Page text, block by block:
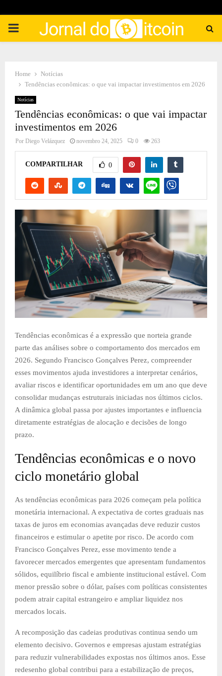
PRIMARY
Home
Notícias
Tendências econômicas: o que vai impactar investimentos em 2026
Notícias
Tendências econômicas: o que vai impactar
investimentos em 2026
Por Diego Velázquez novembro 24, 2025 0 263
COMPARTILHAR 0
Tendências econômicas é a expressão que norteia grande
parte das análises sobre o comportamento dos mercados em
2026. Segundo Francisco Gonçalves Perez, compreender
esses movimentos ajuda investidores a interpretar cenários,
avaliar riscos e identificar oportunidades em um ano que deve
consolidar mudanças estruturais iniciadas nos últimos ciclos.
A dinâmica global passa por ajustes importantes e influencia
diretamente estratégias de alocação e decisões de longo
prazo.
Tendências econômicas e o novo
ciclo monetário global
As tendências econômicas para 2026 começam pela política
monetária internacional. A expectativa de cortes graduais nas
taxas de juros em economias avançadas deve reduzir custos
financeiros e estimular o apetite por risco. De acordo com
Francisco Gonçalves Perez, esse movimento tende a
favorecer mercados emergentes que apresentam fundamentos
sólidos, equilíbrio fiscal e ambiente institucional estável. Com
menor pressão sobre o dólar, países com políticas consistentes
podem atrair capital estrangeiro e ampliar liquidez nos
mercados locais.
A recomposição das cadeias produtivas continua sendo um
elemento decisivo. Governos e empresas ajustam estratégias
para reduzir vulnerabilidades expostas nos últimos anos. Esse
redesenho global contribui para a estabilização de preços,